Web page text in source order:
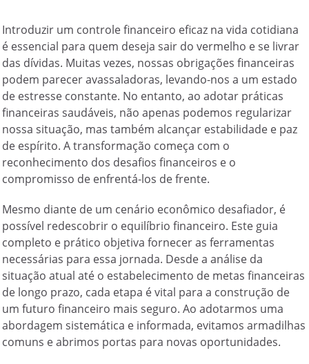
Introduzir um controle financeiro eficaz na vida cotidiana
é essencial para quem deseja sair do vermelho e se livrar
das dívidas. Muitas vezes, nossas obrigações financeiras
podem parecer avassaladoras, levando-nos a um estado
de estresse constante. No entanto, ao adotar práticas
financeiras saudáveis, não apenas podemos regularizar
nossa situação, mas também alcançar estabilidade e paz
de espírito. A transformação começa com o
reconhecimento dos desafios financeiros e o
compromisso de enfrentá-los de frente.
Mesmo diante de um cenário econômico desafiador, é
possível redescobrir o equilíbrio financeiro. Este guia
completo e prático objetiva fornecer as ferramentas
necessárias para essa jornada. Desde a análise da
situação atual até o estabelecimento de metas financeiras
de longo prazo, cada etapa é vital para a construção de
um futuro financeiro mais seguro. Ao adotarmos uma
abordagem sistemática e informada, evitamos armadilhas
comuns e abrimos portas para novas oportunidades.